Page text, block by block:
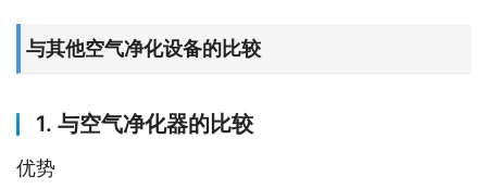
与其他空气净化设备的比较
1. 与空气净化器的比较
优势